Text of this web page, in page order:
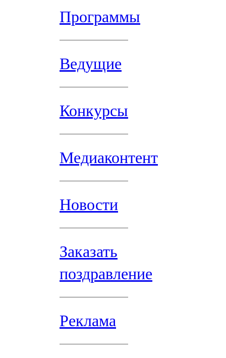
Программы
Ведущие
Конкурсы
Медиаконтент
Новости
Заказать
поздравление
Реклама